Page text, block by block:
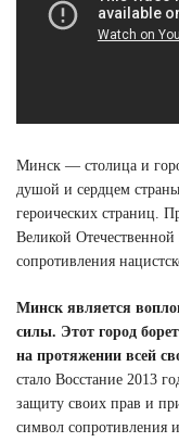
Минск — столица и
душой и сердцем
героических страниц.
Великой
сопротивления
Минск является
силы. Этот город
на протяжении всей
стало Восстание 2013
защиту своих прав и
символ сопротивления